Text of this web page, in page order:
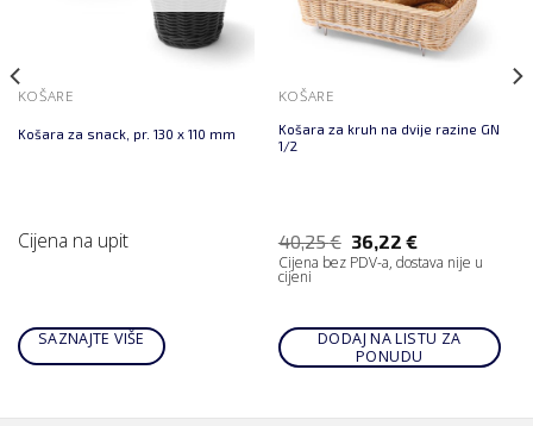
KOŠARE
Košara za snack, pr. 130 x 110 mm
Cijena na upit
SAZNAJTE VIŠE
KOŠARE
Košara za kruh na dvije razine GN
1/2
40,25€ 36,22€
Cijena bez PDV-a, dostava nije u
cijeni
DODAJ NA LISTU ZA
PONUDU